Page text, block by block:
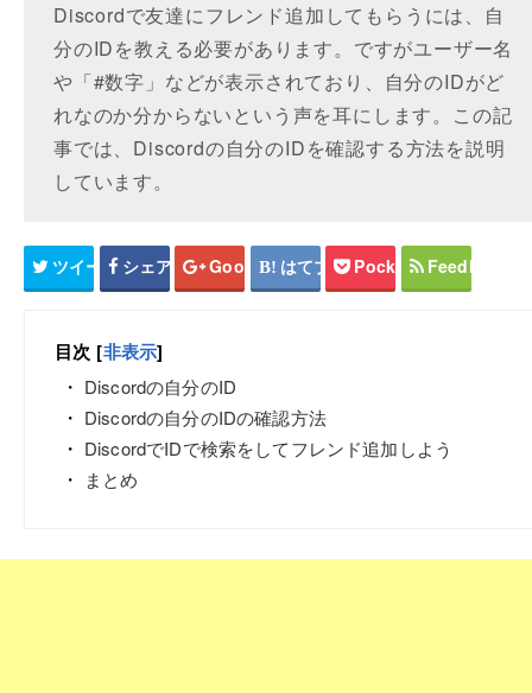
Discordで友達にフレンド追加してもらうには、自
分のIDを教える必要があります。ですがユーザー名
や「#数字」などが表示されており、自分のIDがど
れなのか分からないという声を耳にします。この記
事では、Discordの自分のIDを確認する方法を説明
しています。
ツイート シェア Google+ はてブ Pocket Feedly
目次 [非表示]
Discordの自分のID
Discordの自分のIDの確認方法
DiscordでIDで検索をしてフレンド追加しよう
まとめ